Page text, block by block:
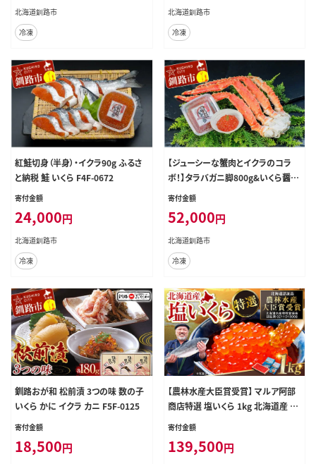
北海道釧路市
冷凍
北海道釧路市
冷凍
紅鮭切身（半身）・イクラ90g ふるさ
と納税 鮭 いくら F4F-0672
寄付金額
24,000円
北海道釧路市
冷凍
【ジューシーな蟹肉とイクラのコラ
ボ！】タラバガニ脚800g&いくら醤油
漬け90g ふるさと納税 かに いくら F
寄付金額
52,000円
北海道釧路市
冷凍
釧路おが和 松前漬 3つの味 数の子
いくら かに イクラ カニ F5F-0125
寄付金額
18,500円
【農林水産大臣賞受賞】 マルア阿部
商店特選 塩いくら 1kg 北海道産 海
鮮 北海道 イクラ いくら醤油漬け 鮭
秋鮭 鮭卵 魚卵 いくら丼 ご飯のお供
小分け
寄付金額
139,500円